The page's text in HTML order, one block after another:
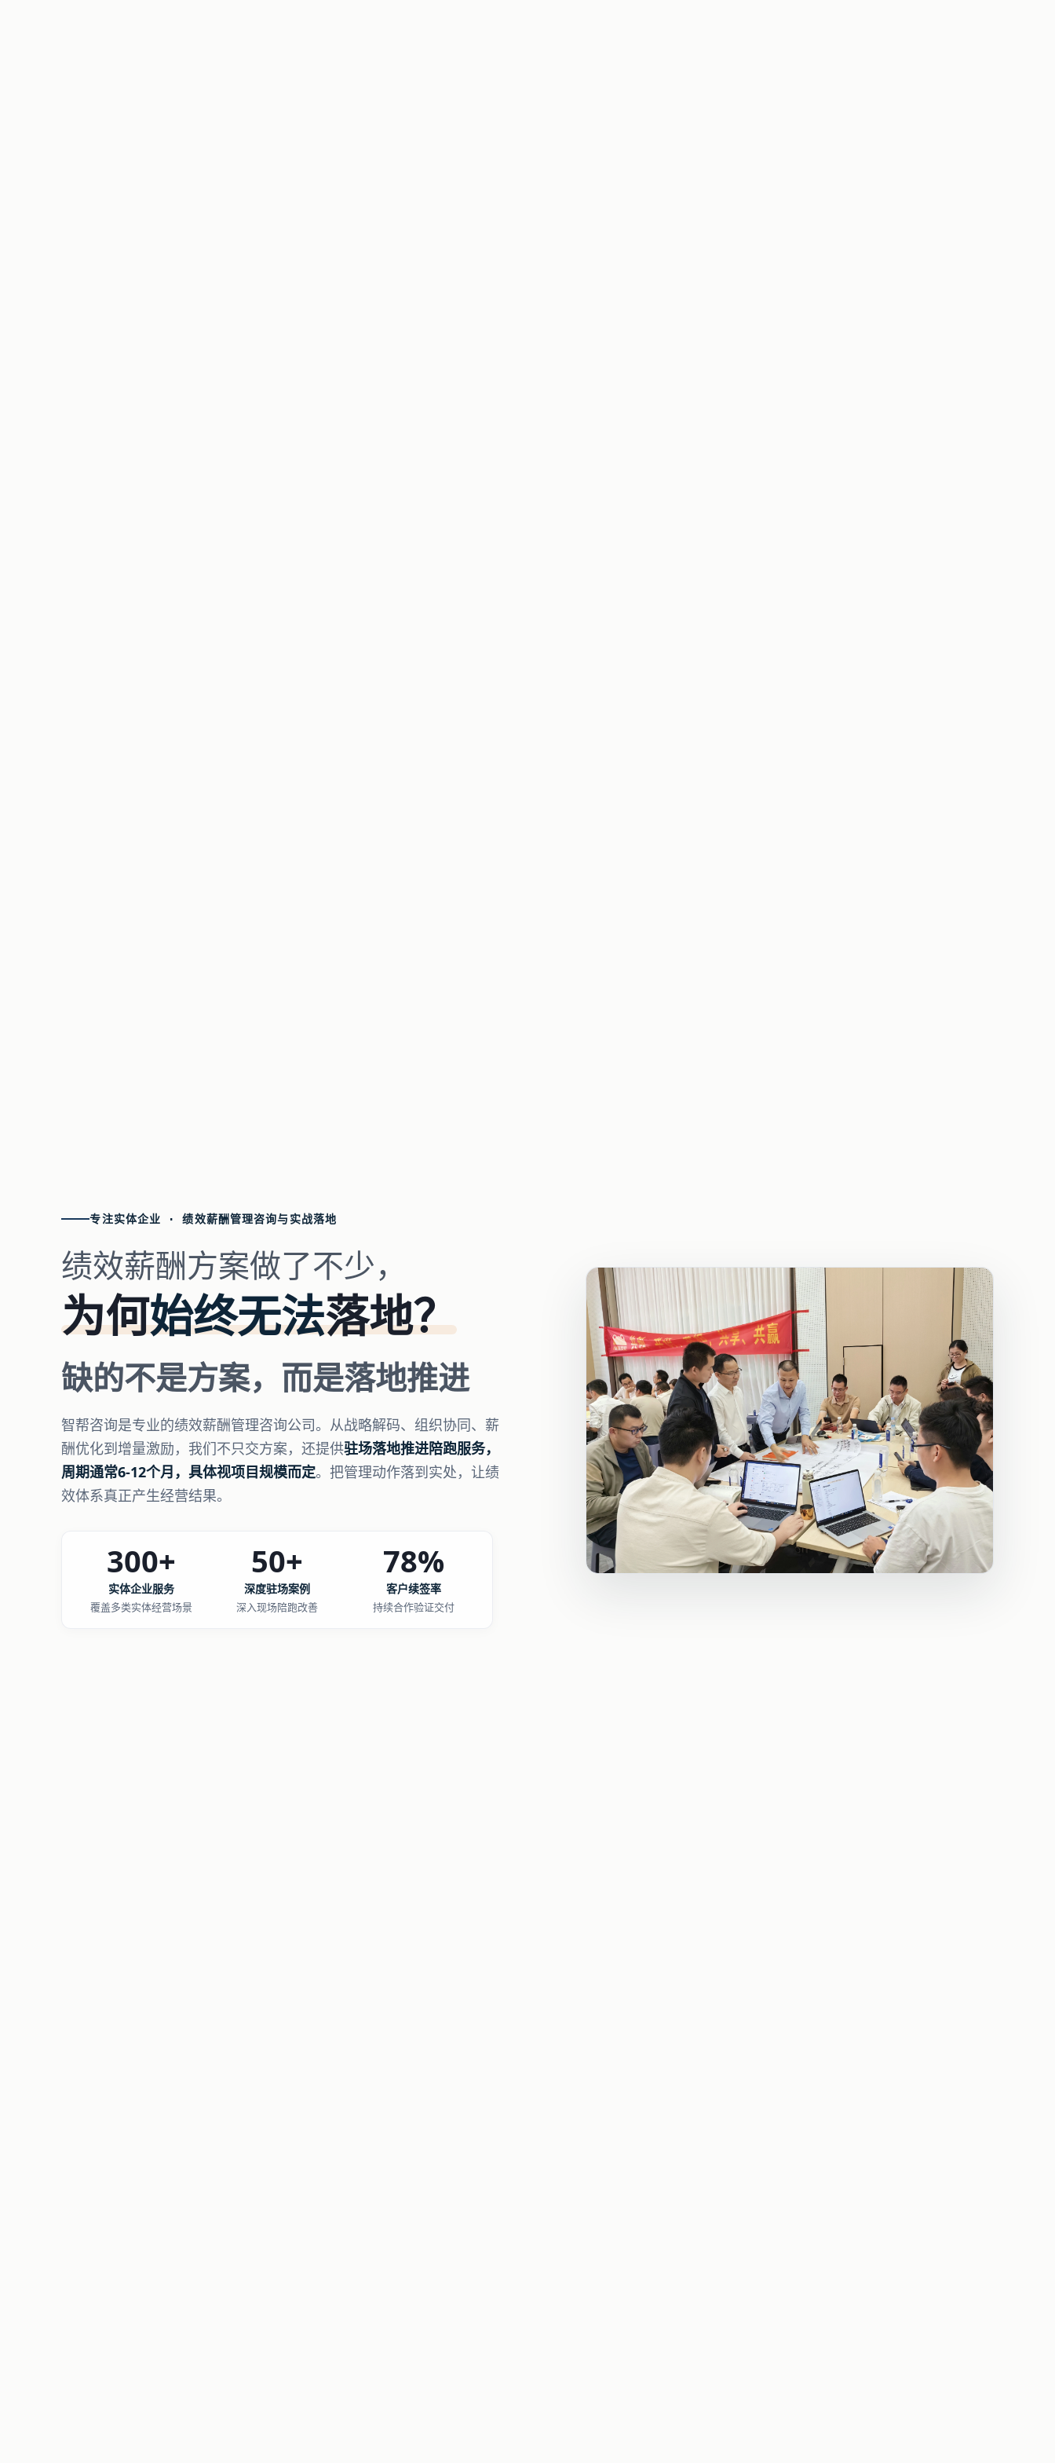
专注实体企业 · 绩效薪酬管理咨询与实战落地
绩效薪酬方案做了不少，
为何始终无法落地？
缺的不是方案，而是落地推进
智帮咨询是专业的绩效薪酬管理咨询公司。从战略解码、组织协同、薪
酬优化到增量激励，我们不只交方案，还提供驻场落地推进陪跑服务，
周期通常6-12个月，具体视项目规模而定。把管理动作落到实处，让绩
效体系真正产生经营结果。
300+
实体企业服务
覆盖多类实体经营场景
50+
深度驻场案例
深入现场陪跑改善
78%
客户续签率
持续合作验证交付